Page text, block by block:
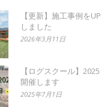
【更新】施工事例をUP
しました
2026年3月11日
【ログスクール】2025
開催します
2025年7月1日